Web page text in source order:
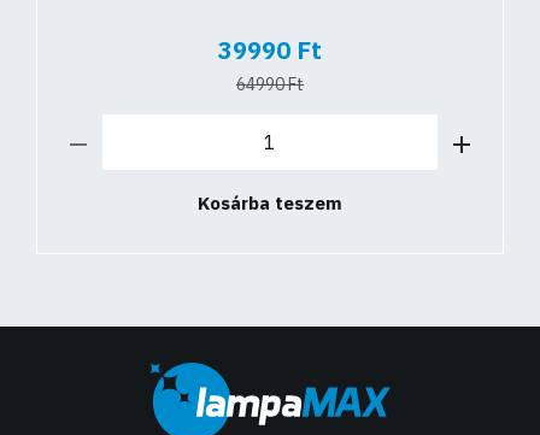
39990 Ft
64990 Ft
Kosárba teszem